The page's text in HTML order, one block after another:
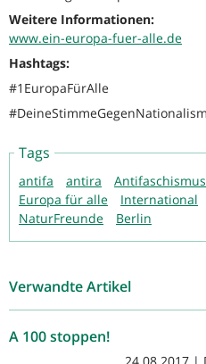
Weitere Informationen:
www.ein-europa-fuer-alle.de
Hashtags:
#1EuropaFürAlle
Tags
antifa antira Antifaschismus
Europa für alle
International
NaturFreunde
Berlin
Verwandte Artikel
A 100 stoppen!
24.08.2017 |